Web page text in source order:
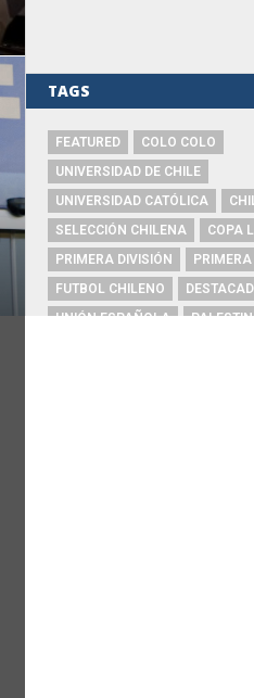
TAGS
FEATURED
COLO COLO
UNIVERSIDAD DE CHILE
UNIVERSIDAD CATÓLICA
SELECCIÓN CHILENA
COPA
PRIMERA DIVISIÓN
PRIMERA
FUTBOL CHILENO
UNIÓN ESPAÑOLA